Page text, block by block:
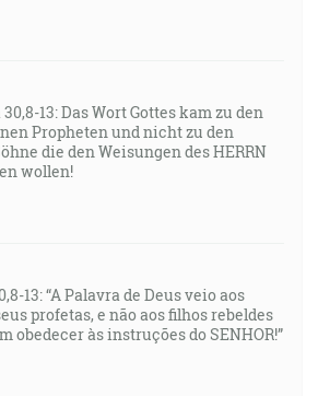
13: Das Wort Gottes kam zu den
Propheten und nicht zu den
die den Weisungen des HERRN
wollen!
13: “A Palavra de Deus veio aos
profetas, e não aos filhos rebeldes
obedecer às instruções do SENHOR!”